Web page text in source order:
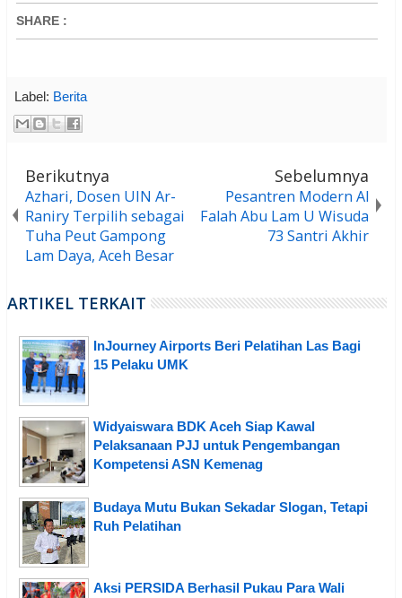
SHARE :
Label: Berita
Berikutnya
Azhari, Dosen UIN Ar-
Raniry Terpilih sebagai
Tuha Peut Gampong
Lam Daya, Aceh Besar
Sebelumnya
Pesantren Modern Al
Falah Abu Lam U Wisuda
73 Santri Akhir
ARTIKEL TERKAIT
InJourney Airports Beri Pelatihan Las Bagi
15 Pelaku UMK
Widyaiswara BDK Aceh Siap Kawal
Pelaksanaan PJJ untuk Pengembangan
Kompetensi ASN Kemenag
Budaya Mutu Bukan Sekadar Slogan, Tetapi
Ruh Pelatihan
Aksi PERSIDA Berhasil Pukau Para Wali